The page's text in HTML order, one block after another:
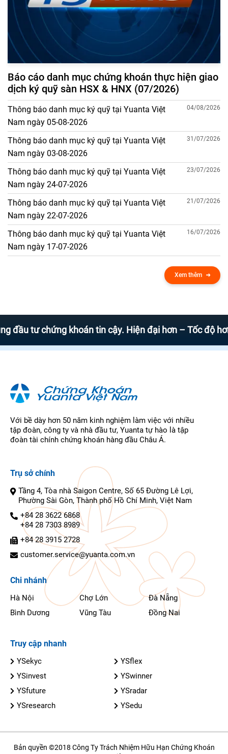
Báo cáo danh mục chứng khoán thực hiện giao
dịch ký quỹ sàn HSX & HNX (07/2026)
Thông báo danh mục ký quỹ tại Yuanta Việt
Nam ngày 05-08-2026
04/08/2026
Thông báo danh mục ký quỹ tại Yuanta Việt
Nam ngày 03-08-2026
31/07/2026
Thông báo danh mục ký quỹ tại Yuanta Việt
Nam ngày 24-07-2026
23/07/2026
Thông báo danh mục ký quỹ tại Yuanta Việt
Nam ngày 22-07-2026
21/07/2026
Thông báo danh mục ký quỹ tại Yuanta Việt
Nam ngày 17-07-2026
16/07/2026
Xem thêm
chứng khoán tin cậy. Hiện đại hơn – Tốc độ hơn –
Với bề dày hơn 50 năm kinh nghiệm làm việc với nhiều
tập đoàn, công ty và nhà đầu tư, Yuanta tự hào là tập
đoàn tài chính chứng khoán hàng đầu Châu Á.
Trụ sở chính
Tầng 4, Tòa nhà Saigon Centre, Số 65 Đường Lê Lợi,
Phường Sài Gòn, Thành phố Hồ Chí Minh, Việt Nam
+84 28 3622 6868
+84 28 7303 8989
+84 28 3915 2728
customer.service@yuanta.com.vn
Chi nhánh
Hà Nội Chợ Lớn
Đà Nẵng
Bình Dương
Vũng Tàu Đồng Nai
Truy cập nhanh
YSekyc
YSflex
YSinvest
YSwinner
YSfuture
YSradar
YSresearch
YSedu
Bản quyền ©2018 Công Ty Trách Nhiệm Hữu Hạn Chứng Khoán